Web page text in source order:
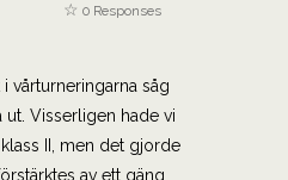
author
other
works.
magnus
0 Responses
vårturneringarna såg
Visserligen hade vi
II, men det gjorde
av ett gäng